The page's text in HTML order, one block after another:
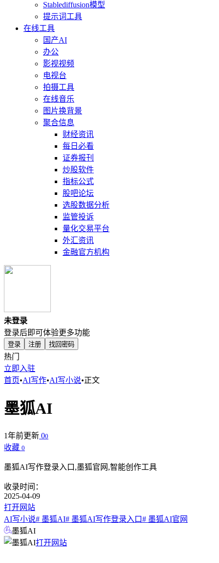
Stablediffusion模型
提示词工具
在线工具
国产AI
办公
影视视频
电视台
拍摄工具
在线音乐
图片换背景
聚合信息
财经资讯
每日必看
证券报刊
炒股软件
指标公式
股吧论坛
选股数据分析
监管投诉
量化交易平台
外汇资讯
金融官方机构
未登录
登录后即可体验更多功能
登录 注册 找回密码
热门
立即入驻
首页•AI写作•AI写小说•正文
墨狐AI
1年前更新 00
收藏 0
墨狐AI写作登录入口,墨狐官网,智能创作工具
收录时间：
2025-04-09
打开网站
AI写小说# 墨狐AI# 墨狐AI写作登录入口# 墨狐AI官网
墨狐AI
打开网站